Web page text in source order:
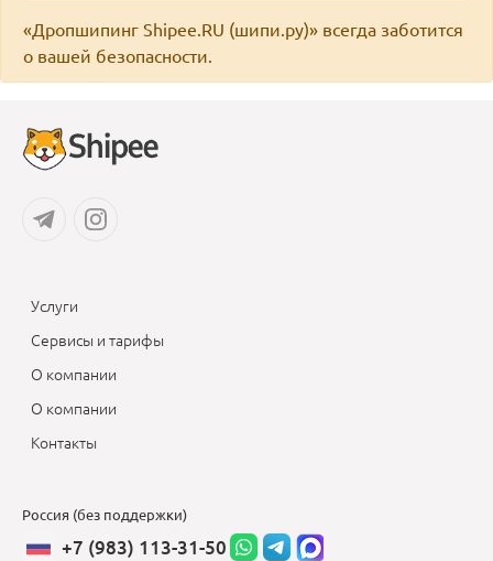
«Дропшипинг Shipee.RU (шипи.ру)» всегда заботится
о вашей безопасности.
Услуги
Сервисы и тарифы
О компании
О компании
Контакты
Россия (без поддержки)
+7 (983) 113-31-50